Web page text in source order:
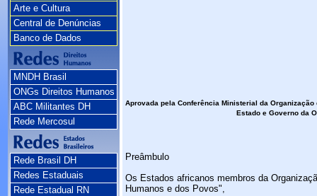
Arte e Cultura
Central de Denúncias
Banco de Dados
MNDH Brasil
ONGs Direitos Humanos
ABC Militantes DH
Rede Mercosul
Rede Brasil DH
Redes Estaduais
Rede Estadual RN
Aprovada pela Conferência Ministerial da
Estado e Governo da
Preâmbulo
Os Estados africanos membros da
Humanos e dos Povos",